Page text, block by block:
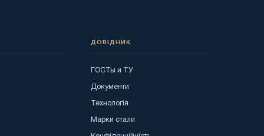
ДОВІДНИК
ГОСТы и ТУ
Документи
Технологія
Марки стали